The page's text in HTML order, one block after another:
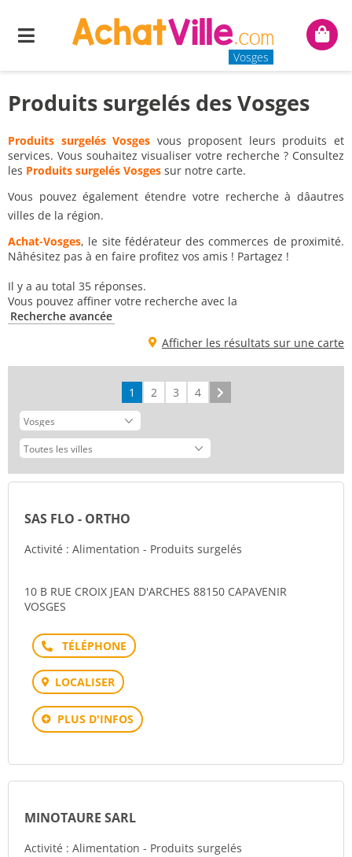
Menu
Vosges
Mon
Produits surgelés des Vosges
Produits surgelés Vosges vous proposent leurs produits et
services. Vous souhaitez visualiser votre recherche ? Consultez
les Produits surgelés Vosges sur notre carte.
Vous pouvez également étendre votre recherche à dâautres
villes de la région.
Achat-Vosges, le site fédérateur des commerces de proximité.
Nâhésitez pas à en faire profitez vos amis ! Partagez !
Il y a au total 35 réponses.
Vous pouvez affiner votre recherche avec la
Recherche avancée
Afficher les résultats sur une carte
1 2 3 4
SAS FLO - ORTHO
Activité : Alimentation - Produits surgelés
10 B RUE CROIX JEAN D'ARCHES 88150 CAPAVENIR
VOSGES
Téléphone
LOCALISER
PLUS D'INFOS
MINOTAURE SARL
Activité : Alimentation - Produits surgelés